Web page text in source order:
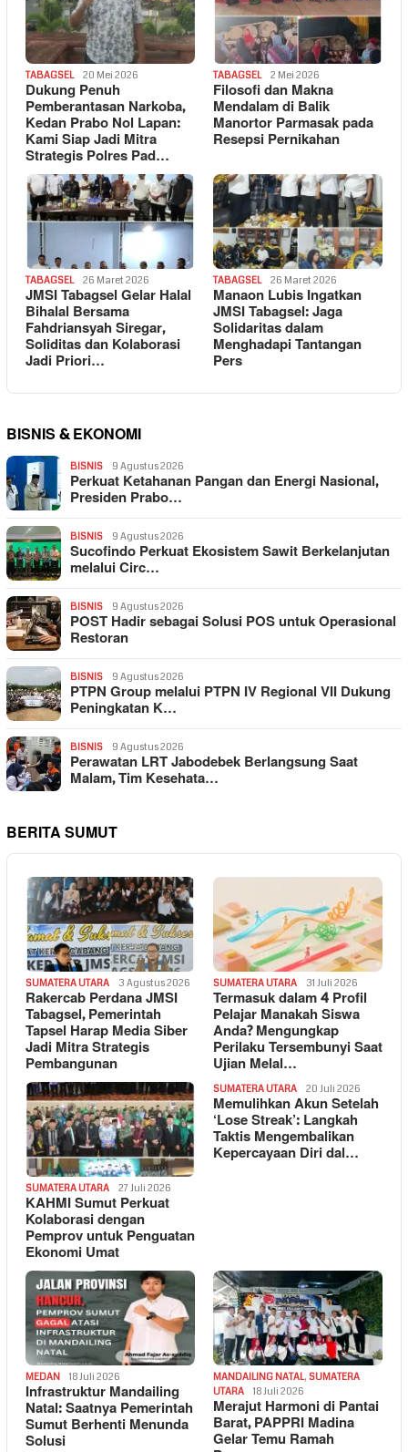
TABAGSEL 20 Mei 2026
Dukung Penuh
Pemberantasan Narkoba,
Kedan Prabo Nol Lapan:
Kami Siap Jadi Mitra
Strategis Polres Pad…
TABAGSEL 2 Mei 2026
Filosofi dan Makna
Mendalam di Balik
Manortor Parmasak pada
Resepsi Pernikahan
TABAGSEL 26 Maret 2026
JMSI Tabagsel Gelar Halal
Bihalal Bersama
Fahdriansyah Siregar,
Soliditas dan Kolaborasi
Jadi Priori…
TABAGSEL 26 Maret 2026
Manaon Lubis Ingatkan
JMSI Tabagsel: Jaga
Solidaritas dalam
Menghadapi Tantangan
Pers
BISNIS & EKONOMI
BISNIS 9 Agustus 2026
Perkuat Ketahanan Pangan dan Energi Nasional,
Presiden Prabo…
BISNIS 9 Agustus 2026
Sucofindo Perkuat Ekosistem Sawit Berkelanjutan
melalui Circ…
BISNIS 9 Agustus 2026
POST Hadir sebagai Solusi POS untuk Operasional
Restoran
BISNIS 9 Agustus 2026
PTPN Group melalui PTPN IV Regional VII Dukung
Peningkatan K…
BISNIS 9 Agustus 2026
Perawatan LRT Jabodebek Berlangsung Saat
Malam, Tim Kesehata…
BERITA SUMUT
SUMATERA UTARA 3 Agustus 2026
Rakercab Perdana JMSI
Tabagsel, Pemerintah
Tapsel Harap Media Siber
Jadi Mitra Strategis
Pembangunan
SUMATERA UTARA 31 Juli 2026
Termasuk dalam 4 Profil
Pelajar Manakah Siswa
Anda? Mengungkap
Perilaku Tersembunyi Saat
Ujian Melal…
SUMATERA UTARA 27 Juli 2026
KAHMI Sumut Perkuat
Kolaborasi dengan
Pemprov untuk Penguatan
Ekonomi Umat
SUMATERA UTARA 20 Juli 2026
Memulihkan Akun Setelah
‘Lose Streak’: Langkah
Taktis Mengembalikan
Kepercayaan Diri dal…
MEDAN 18 Juli 2026
Infrastruktur Mandailing
Natal: Saatnya Pemerintah
Sumut Berhenti Menunda
Solusi
MANDAILING NATAL, SUMATERA
UTARA
18 Juli 2026
Merajut Harmoni di Pantai
Barat, PAPPRI Madina
Gelar Temu Ramah